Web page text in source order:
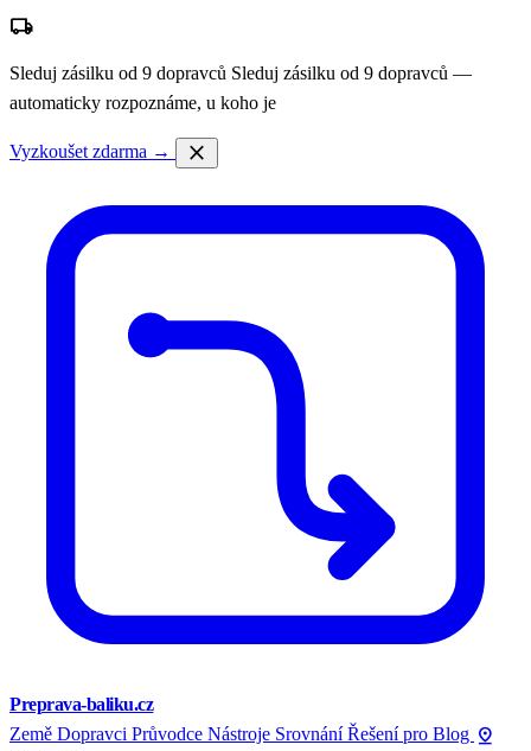
local_shipping
Sleduj zásilku od 9 dopravců Sleduj zásilku od 9 dopravců —
automaticky rozpoznáme, u koho je
Vyzkoušet zdarma → close
Preprava-baliku.cz
Země Dopravci Průvodce Nástroje Srovnání Řešení pro Blog pin_drop